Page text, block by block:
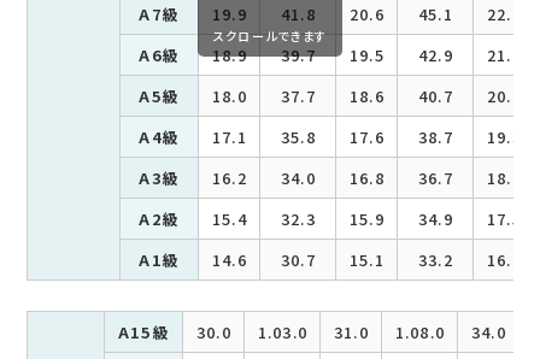
A7級
19.9 41.8 20.6 45.1
22.6
A6級
18.9 39.7 19.5 42.9
21.4
A5級
18.0 37.7 18.6 40.7
20.4
A4級
17.1 35.8 17.6 38.7
19.3
A3級
16.2 34.0 16.8 36.7
18.4
A2級
15.4 32.3 15.9 34.9
17.5
A1級
14.6 30.7 15.1 33.2 16.6
スクロールできます
A15級 30.0 1.03.0 31.0 1.08.0 34.0